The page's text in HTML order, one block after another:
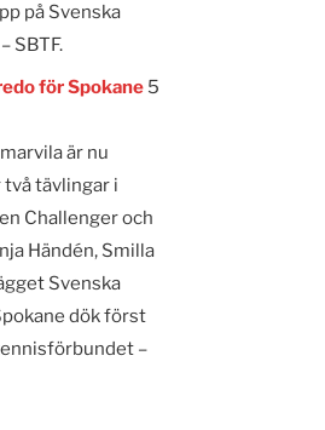
på Svenska
SBTF.
för Spokane 5
är nu
tävlingar i
Challenger och
Händén, Smilla
Svenska
dök först
–